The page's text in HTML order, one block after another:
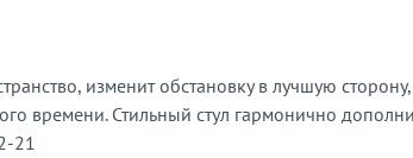
изменит обстановку в лучшую
времени. Стильный стул гармонично
21